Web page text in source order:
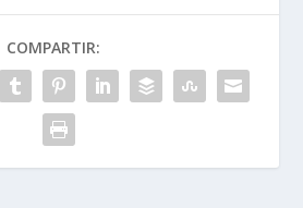
COMPARTIR: